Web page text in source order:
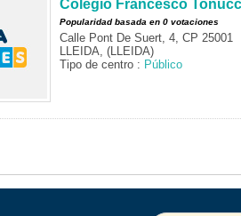
Colegio Francesco
Popularidad basada en 0 votaciones
Calle Pont De Suert, 4, CP 25001
LLEIDA, (LLEIDA)
Tipo de centro : Público